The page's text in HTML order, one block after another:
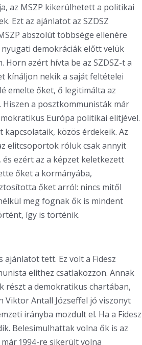
az MSZP kikerülhetett a politikai
Ezt az ajánlatot az SZDSZ
abszolút többsége ellenére
demokráciák előtt velük
Horn azért hívta be az SZDSZ-t a
kínáljon nekik a saját feltételei
emelte őket, ő legitimálta az
a posztkommunisták már
Európa politikai elitjével.
közös érdekeik. Az
elitcsoportok róluk csak annyit
ezért az a képzet keletkezett
őket a kormányába,
őket arról: nincs mitől
meg fognak ők is mindent
így is történik.
ajánlatot tett. Ez volt a Fidesz
elithez csatlakozzon. Annak
részt a demokratikus chartában,
Viktor Antall Józseffel jó viszonyt
irányba mozdult el. Ha a Fidesz
Belesimulhattak volna ők is az
1994-re sikerült volna